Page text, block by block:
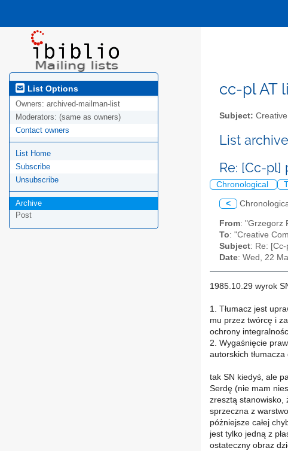
List Options
Owners: archived-mailman-list
Moderators: (same as owners)
Contact owners
List Home
Subscribe
Unsubscribe
Archive
Post
cc-pl AT
Subject:
List archive
Re: [Cc-
Chronological
<
From: "Grzegorz
To: "Creative
Subject: Re:
Date: Wed, 22
1985.10.29 wyrok
1. Tłumacz jest
mu przez twórcę i
ochrony
2. Wygaśnięcie
autorskich tłumacza
tak SN kiedyś, ale
Serdę (nie mam
zresztą stanowisko,
sprzeczna z
póżniejsze całej
jest tylko jedną z
ostateczny obraz